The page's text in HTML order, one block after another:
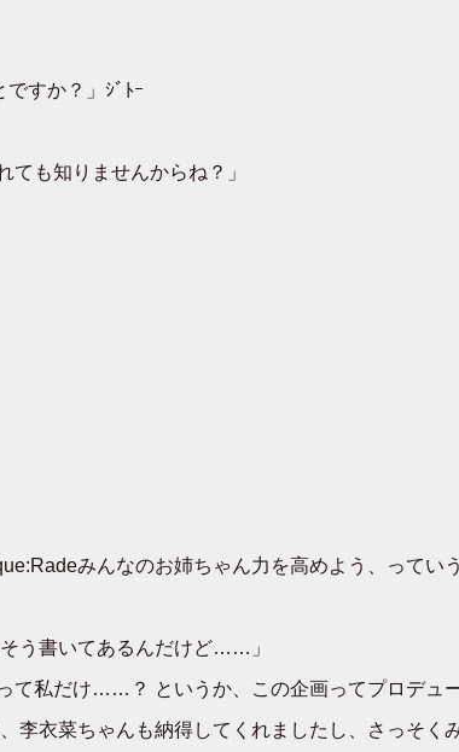
すか？」ｼﾞﾄｰ
も知りませんからね？」
みんなのお姉ちゃん力を高めよう、ってい
う書いてあるんだけど……」
て私だけ……？ というか、この企画ってプロデュ
衣菜ちゃんも納得してくれましたし、さっそく